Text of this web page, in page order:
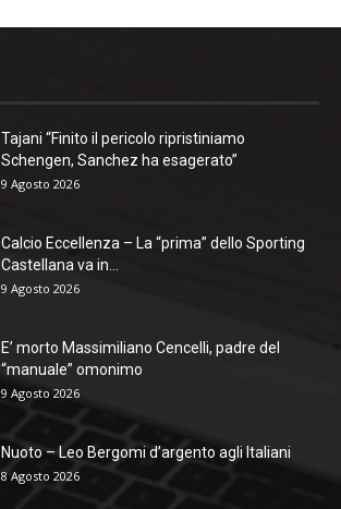
Tajani “Finito il pericolo ripristiniamo
Schengen, Sanchez ha esagerato”
9 Agosto 2026
Calcio Eccellenza – La “prima” dello Sporting
Castellana va in...
9 Agosto 2026
E’ morto Massimiliano Cencelli, padre del
“manuale” omonimo
9 Agosto 2026
Nuoto – Leo Bergomi d’argento agli Italiani
8 Agosto 2026